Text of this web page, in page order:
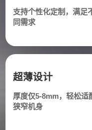
支持个性化定制，满足
同需求
超薄设计
厚度仅5-8mm，轻松适
狭窄机身